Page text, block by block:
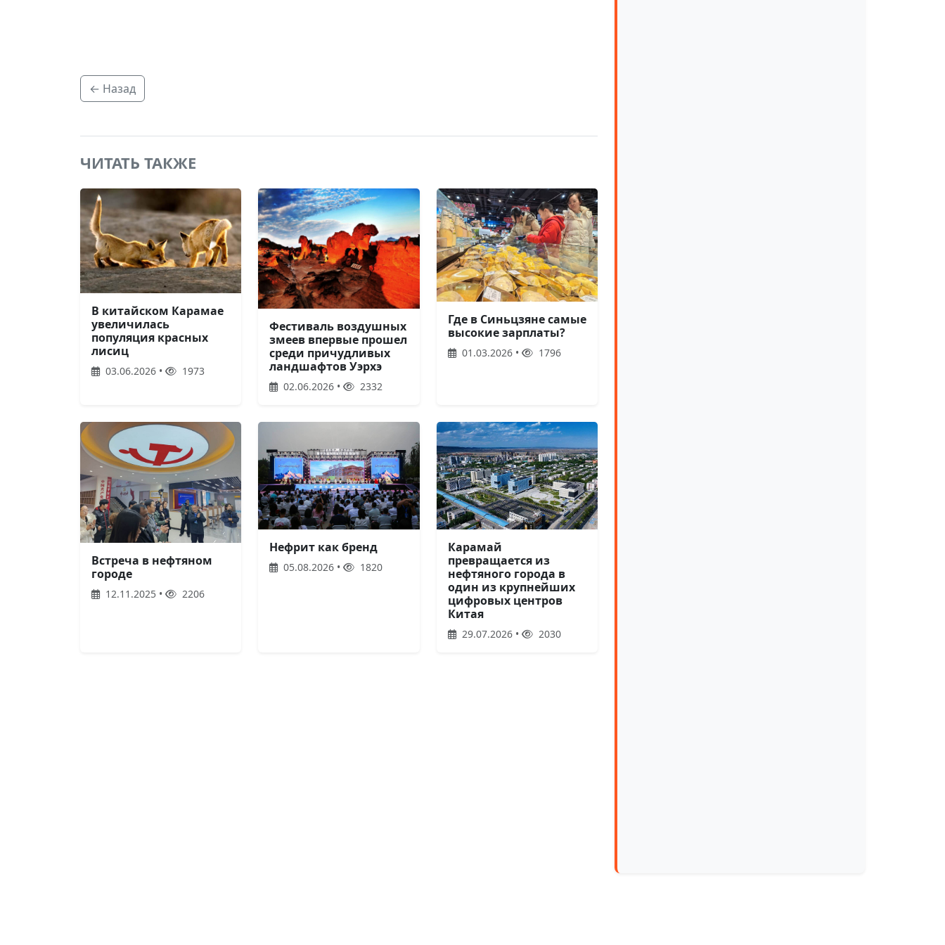
← Назад
ЧИТАТЬ ТАКЖЕ
В китайском Карамае
увеличилась
популяция красных
лисиц
03.06.2026 • 1973
Фестиваль воздушных
змеев впервые прошел
среди причудливых
ландшафтов Уэрхэ
02.06.2026 • 2332
Где в Синьцзяне самые
высокие зарплаты?
01.03.2026 • 1796
Встреча в нефтяном
городе
12.11.2025 • 2206
Нефрит как бренд
05.08.2026 • 1820
Карамай
превращается из
нефтяного города в
один из крупнейших
цифровых центров
Китая
29.07.2026 • 2030